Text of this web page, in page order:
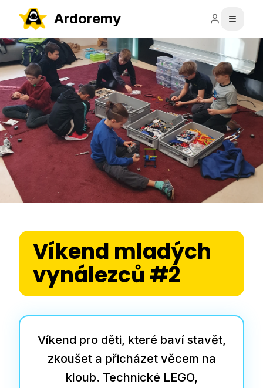
Ardoremy
Víkend mladých
vynálezců #2
Víkend pro děti, které baví stavět,
zkoušet a přicházet věcem na
kloub. Technické LEGO,